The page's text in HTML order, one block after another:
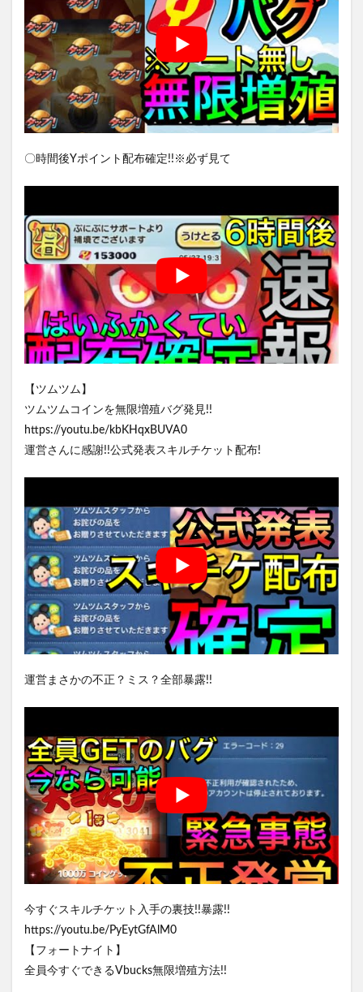
〇時間後Yポイント配布確定!!※必ず見て
【ツムツム】
ツムツムコインを無限増殖バグ発見!!
https://youtu.be/kbKHqxBUVA0
運営さんに感謝!!公式発表スキルチケット配布!
運営まさかの不正？ミス？全部暴露!!
今すぐスキルチケット入手の裏技!!暴露!!
https://youtu.be/PyEytGfAlM0
【フォートナイト】
全員今すぐできるVbucks無限増殖方法!!